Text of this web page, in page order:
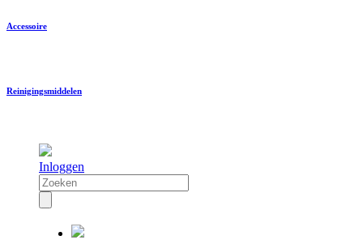
Accessoire
Reinigingsmiddelen
Inloggen